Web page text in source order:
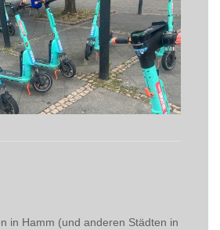
in Hamm (und anderen Städten in